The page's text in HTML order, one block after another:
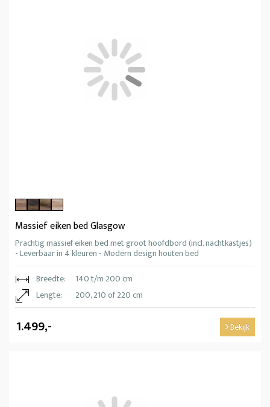
Massief eiken bed Glasgow
Prachtig massief eiken bed met groot hoofdbord (incl. nachtkastjes)
- Leverbaar in 4 kleuren - Modern design houten bed
Breedte:
140 t/m 200 cm
Lengte:
200, 210 of 220 cm
1.499,- Bekijk